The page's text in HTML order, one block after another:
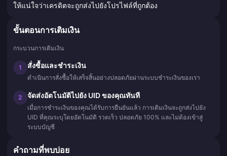
ให้แน่ใจว่าเครดิตจะถูกส่งไปยังโปรไฟล์ที่ถูกต้อง
ขั้นตอนการเติมเงิน
กระบวนการเติมเงิน
1 สั่งซื้อและชำระเงิน
ดำเนินการสั่งซื้อให้เสร็จสิ้นอย่างปลอดภัยผ่านระบบชำระเงินของเรา
2 จัดส่งอัตโนมัติไปยัง UID ของคุณทันที
เมื่อการชำระเงินของคุณได้รับการยืนยันแล้ว การเติมเงินจะถูกส่งไปยัง
UID ที่คุณระบุโดยอัตโนมัติ รวดเร็ว ปลอดภัย 100% และไม่ต้องเข้าสู่
ระบบบัญชี
คำถามที่พบบ่อย